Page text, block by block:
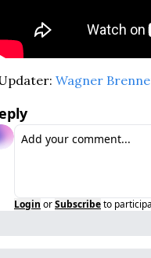
Wagner
Login orSubscribeto